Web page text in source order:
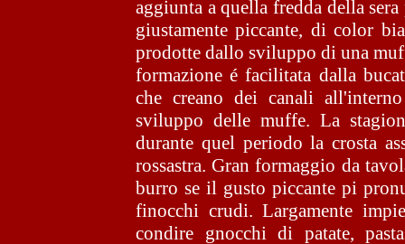
aggiunta a quella fredda della
giustamente piccante, di color
prodotte dallo sviluppo di una
formazione é facilitata dalla
che creano dei canali
sviluppo delle muffe. La
durante quel periodo la crosta
rossastra. Gran formaggio da
burro se il gusto piccante pi
finocchi crudi. Largamente
condire gnocchi di patate,